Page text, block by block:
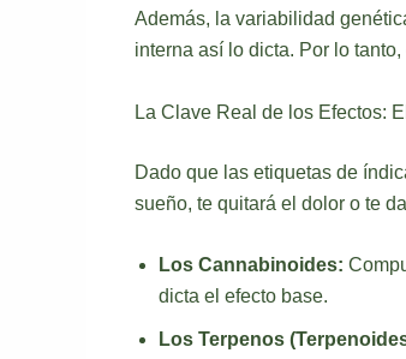
Además, la variabilidad
interna así lo dicta. Por lo
La Clave Real de los Efectos:
Dado que las etiquetas de
sueño, te quitará el dolor o te
Los Cannabinoides:
dicta el efecto base.
Los Terpenos